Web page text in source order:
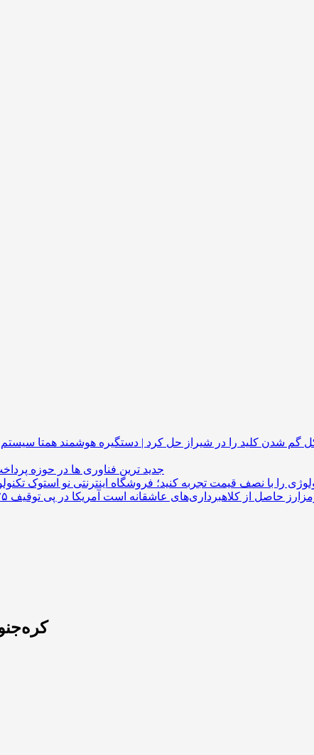
گم شدن کلید را در شیراز حل کرد | دستگیره هوشمند
جدید ترین فناوری ها در حوزه
را با نصف قیمت تجربه کنید؛ فروشگاه اینترنتی نو استوک